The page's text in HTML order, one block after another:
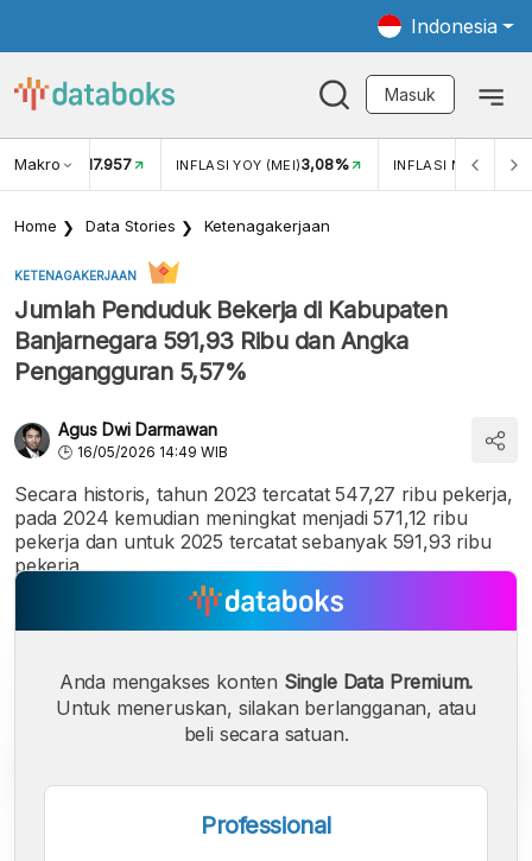
Indonesia
Masuk
Makro
USD/IDR 17.957 INFLASI YOY (MEI)3,08% INFLASI MOM (MEI)
Home Data Stories Ketenagakerjaan
KETENAGAKERJAAN
Jumlah Penduduk Bekerja di Kabupaten
Banjarnegara 591,93 Ribu dan Angka
Pengangguran 5,57%
Agus Dwi Darmawan
16/05/2026 14:49 WIB
Secara historis, tahun 2023 tercatat 547,27 ribu pekerja,
pada 2024 kemudian meningkat menjadi 571,12 ribu
pekerja dan untuk 2025 tercatat sebanyak 591,93 ribu
pekerja.
Anda mengakses konten Single Data Premium.
Untuk meneruskan, silakan berlangganan, atau
beli secara satuan.
Professional